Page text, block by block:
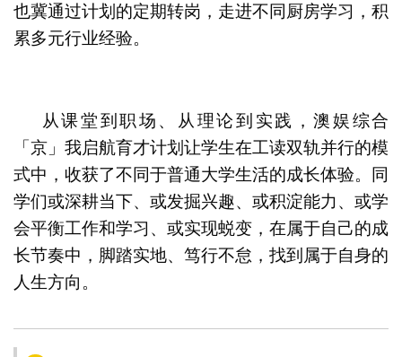
也冀通过计划的定期转岗，走进不同厨房学习，积
累多元行业经验。
从课堂到职场、从理论到实践，澳娱综合
「京」我启航育才计划让学生在工读双轨并行的模
式中，收获了不同于普通大学生活的成长体验。同
学们或深耕当下、或发掘兴趣、或积淀能力、或学
会平衡工作和学习、或实现蜕变，在属于自己的成
长节奏中，脚踏实地、笃行不怠，找到属于自身的
人生方向。